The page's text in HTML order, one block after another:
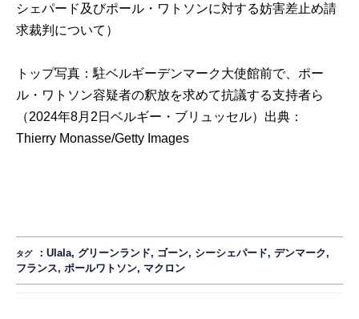
シェパード及びポール・ワトソンに対する妨害差止め請
求裁判について ）
トップ写真：駐ベルギーデンマーク大使館前で、ポー
ル・ワトソン容疑者の釈放を求めて抗議する支持者ら
（2024年8月2日ベルギー・ブリュッセル）出典：
Thierry Monasse/Getty Images
タグ ：Ulala, グリーンランド, ゴーン, シーシェパード,デンマーク,
フランス, ポールワトソン, マクロン